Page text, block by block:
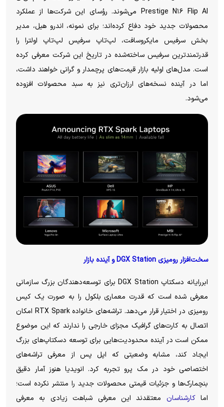
Prestige N۱۶ Flip AI می‌شوند. رؤسای این شرکت‌ها از عملکرد
محصولات جدید خود دفاع کرده‌اند؛ برای نمونه، اندرو هیل، مدیر
بخش سرفیس مایکروسافت، لپ‌تاپ سرفیس لپ‌تاپ اولترا را
قدرتمندترین سرفیس ساخته‌شده در تاریخ این شرکت معرفی کرده
است. مدل‌های اولیه بازار قیمت‌های پرچمدار و گرانی خواهند داشت،
اما در آینده نسخه‌های ارزان‌تری نیز به سبد محصولات افزوده
می‌شود.
سخت‌افزار رومیزی DGX Station و آینده بازار
ابررایانه دسکتاپ DGX Station برای توسعه‌دهندگان بزرگ سازمانی
معرفی شده است که قدرت معماری بلکول را به صورت یک کیس
رومیزی در اختیار قرار می‌دهد. تراشه‌های خانواده RTX Spark امکان
اتصال به کارت‌های گرافیک مجزای خارجی را ندارند که این موضوع
ممکن است در آینده محدودیت‌هایی برای توسعه دسکتاپ‌های بزرگ
ایجاد کند، مشابه وضعیتی که اپل پس از معرفی تراشه‌های
اختصاصی خود در مک پرو تجربه کرد. انویدیا هنوز آمار دقیق
بنچمارک‌ها و جزئیات قیمتی محصولات جدید را منتشر نکرده است؛
اماکارشناسان معتقدند این معرفی شباهت زیادی به معرفی